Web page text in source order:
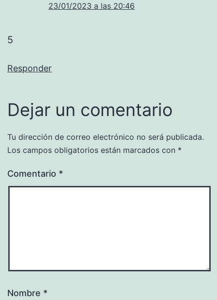
23/01/2023 a las 20:46
5
Responder
Dejar un comentario
Tu dirección de correo electrónico no será publicada.
Los campos obligatorios están marcados con *
Comentario *
Nombre *